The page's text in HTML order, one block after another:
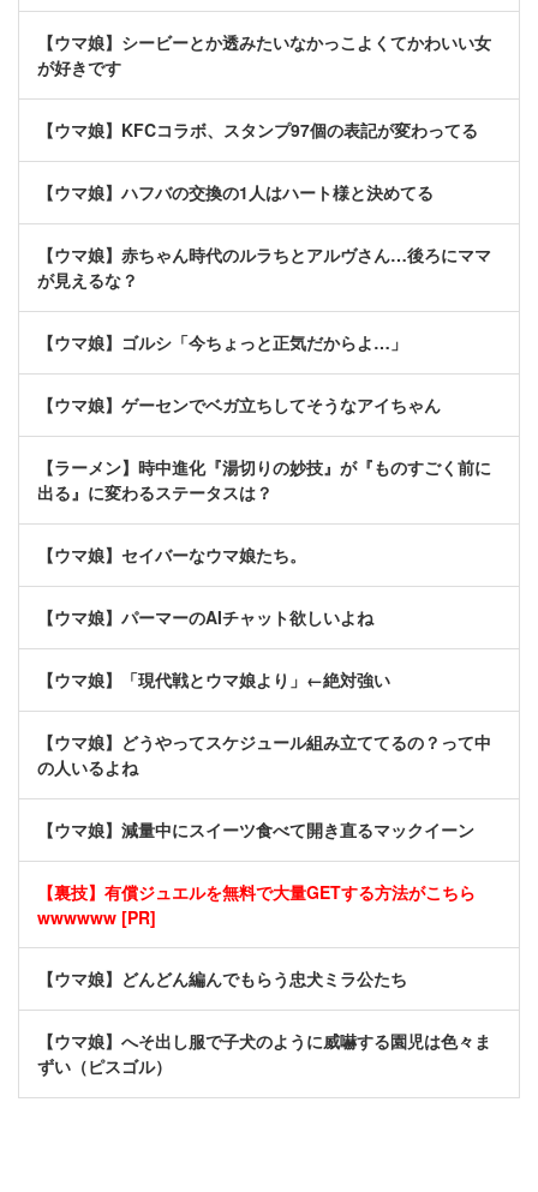
【ウマ娘】シービーとか透みたいなかっこよくてかわいい女
が好きです
【ウマ娘】KFCコラボ、スタンプ97個の表記が変わってる
【ウマ娘】ハフバの交換の1人はハート様と決めてる
【ウマ娘】赤ちゃん時代のルラちとアルヴさん…後ろにママ
が見えるな？
【ウマ娘】ゴルシ「今ちょっと正気だからよ…」
【ウマ娘】ゲーセンでベガ立ちしてそうなアイちゃん
【ラーメン】時中進化『湯切りの妙技』が『ものすごく前に
出る』に変わるステータスは？
【ウマ娘】セイバーなウマ娘たち。
【ウマ娘】パーマーのAIチャット欲しいよね
【ウマ娘】「現代戦とウマ娘より」←絶対強い
【ウマ娘】どうやってスケジュール組み立ててるの？って中
の人いるよね
【ウマ娘】減量中にスイーツ食べて開き直るマックイーン
【裏技】有償ジュエルを無料で大量GETする方法がこちら
wwwwww [PR]
【ウマ娘】どんどん編んでもらう忠犬ミラ公たち
【ウマ娘】へそ出し服で子犬のように威嚇する園児は色々ま
ずい（ピスゴル）